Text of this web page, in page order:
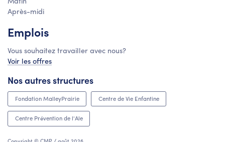
Matin
Après-midi
Emplois
Vous souhaitez travailler avec nous?
Voir les offres
Nos autres structures
Fondation MalleyPrairie Centre de Vie Enfantine
Centre Prévention de l'Ale